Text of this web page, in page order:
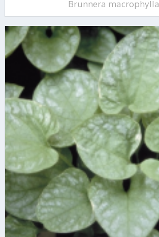
Brunnera macrophylla